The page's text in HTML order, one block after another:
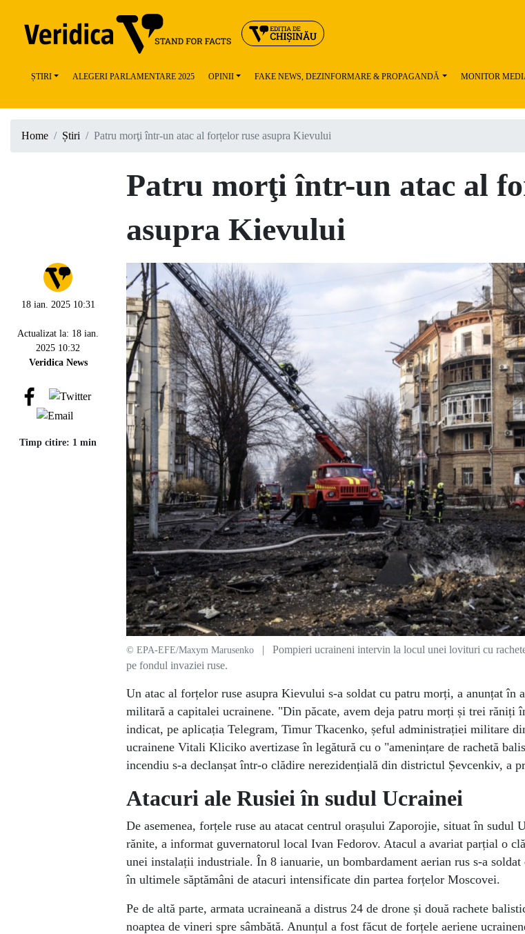
ȘTIRI ALEGERI PARLAMENTARE 2025 OPINII FAKE NEWS, DEZINFORMARE & PROPAGANDĂ MONITOR
Home Știri Patru morţi într-un atac al forțelor ruse asupra Kievului
Patru morţi într-un atac al
asupra Kievului
© EPA-EFE/Maxym Marusenko
| Pompieri ucraineni intervin la locul unei lovituri cu
pe fondul invaziei ruse.
Un atac al forțelor ruse asupra Kievului s-a soldat cu patru morți, a anunțat în
militară a capitalei ucrainene. "Din păcate, avem deja patru morți și trei răniți
indicat, pe aplicația Telegram, Timur Tkacenko, șeful administrației militare
ucrainene Vitali Kliciko avertizase în legătură cu o "amenințare de rachetă
incendiu s-a declanșat într-o clădire nerezidențială din districtul Șevcenkiv, a
Atacuri ale Rusiei în sudul Ucrainei
De asemenea, forțele ruse au atacat centrul orașului Zaporojie, situat în sudul
rănite, a informat guvernatorul local Ivan Fedorov. Atacul a avariat parțial o
unei instalații industriale. În 8 ianuarie, un bombardament aerian rus s-a
în ultimele săptămâni de atacuri intensificate din partea forțelor Moscovei.
Pe de altă parte, armata ucraineană a distrus 24 de drone și două rachete
noaptea de vineri spre sâmbătă. Anunțul a fost făcut de forțele aeriene
18 ian. 2025 10:31
Actualizat la: 18 ian.
2025 10:32
Veridica News
Timp citire: 1 min